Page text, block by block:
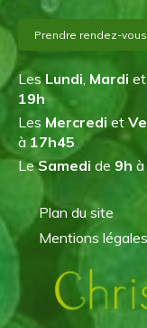
Prendre rendez-vous
LesLundi, Mardi et
19h
Les Mercrediet
à17h45
LeSamedi de 9h à
Plan du site
Mentions légales